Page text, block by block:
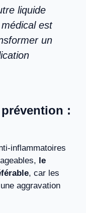
liquide
est
un
:
inflammatoires
le
, car les
aggravation